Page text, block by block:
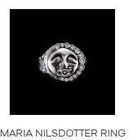
MARIA NILSDOTTER RING